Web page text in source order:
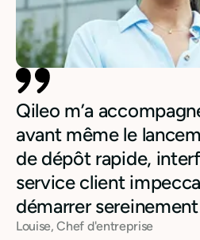
Qileo m’a
avant même le
de dépôt rapide,
service client
démarrer
Louise, Chef d'entreprise